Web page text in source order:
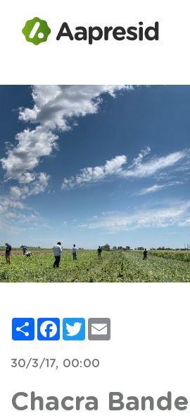
Compartir
Facebook
Twitter
30/3/17, 00:00
Chacra